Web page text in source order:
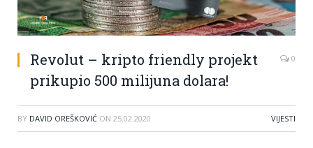
Revolut – kripto friendly projekt
prikupio 500 milijuna dolara!
0
BY DAVID OREŠKOVIĆ ON 25.02.2020 VIJESTI